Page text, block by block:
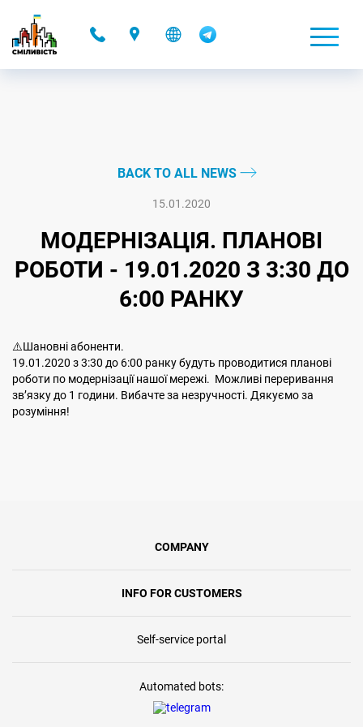
BACK TO ALL NEWS
15.01.2020
МОДЕРНІЗАЦІЯ. ПЛАНОВІ
РОБОТИ - 19.01.2020 З 3:30 ДО
6:00 РАНКУ
⚠️Шановні абоненти.
19.01.2020 з 3:30 до 6:00 ранку будуть проводитися планові
роботи по модернізації нашої мережі. Можливі переривання
звʼязку до 1 години. Вибачте за незручності. Дякуємо за
розуміння!
COMPANY
INFO FOR CUSTOMERS
Self-service portal
Automated bots: